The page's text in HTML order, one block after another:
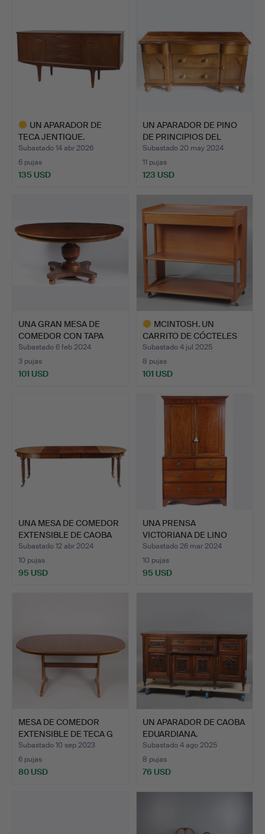
UN APARADOR DE
TECA JENTIQUE.
Subastado 14 abr 2026
6 pujas
135 USD
UN APARADOR DE PINO
DE PRINCIPIOS DEL
SIGL…
Subastado 20 may 2024
11 pujas
123 USD
UNA GRAN MESA DE
COMEDOR CON TAPA
CIRCULAR…
Subastado 6 feb 2024
3 pujas
101 USD
MCINTOSH. UN
CARRITO DE CÓCTELES
DE TECA.
Subastado 4 jul 2025
8 pujas
101 USD
seleccionado
UNA MESA DE COMEDOR
EXTENSIBLE DE CAOBA
ED…
Subastado 12 abr 2024
10 pujas
95 USD
UNA PRENSA
VICTORIANA DE LINO
CON CUERDAS …
Subastado 26 mar 2024
10 pujas
95 USD
MESA DE COMEDOR
EXTENSIBLE DE TECA G
PLAN,…
Subastado 10 sep 2023
6 pujas
80 USD
UN APARADOR DE CAOBA
EDUARDIANA.
Subastado 4 ago 2025
8 pujas
76 USD